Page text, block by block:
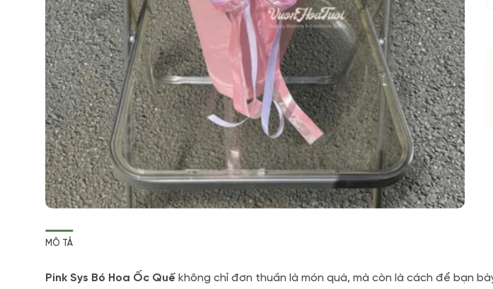
MÔ TẢ
Pink Sys Bó Hoa Ốc Quế không chỉ đơn thuần là món quà, mà còn là cách để bạn